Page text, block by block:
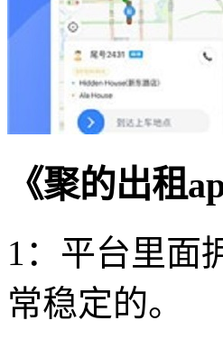
《聚的出租
1：平台里面
常稳定的。